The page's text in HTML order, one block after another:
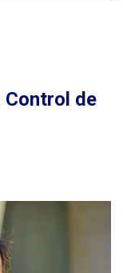
Control de